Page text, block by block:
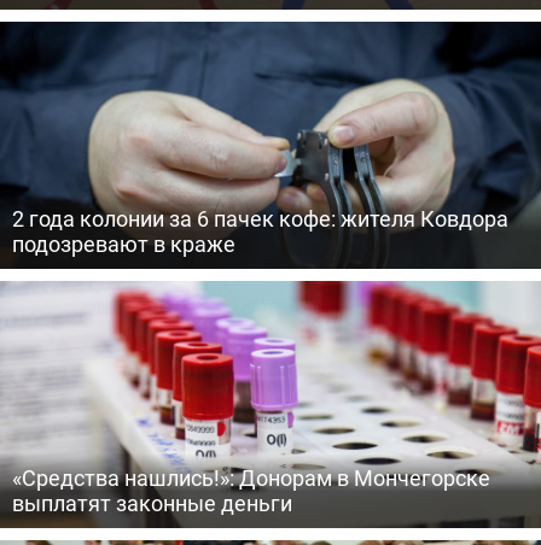
2 года колонии за 6 пачек кофе: жителя Ковдора
подозревают в краже
«Средства нашлись!»: Донорам в Мончегорске
выплатят законные деньги